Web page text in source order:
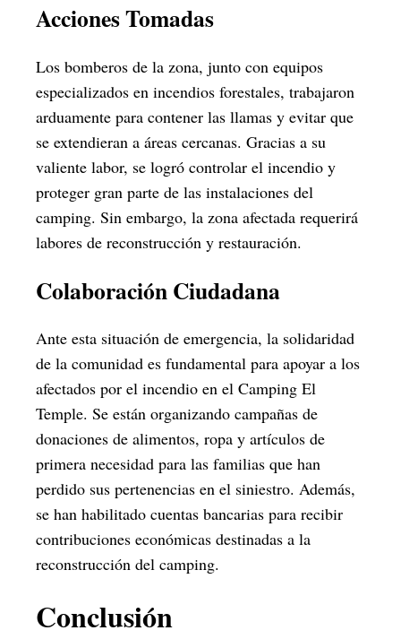
Acciones Tomadas
Los bomberos de la zona, junto con equipos
especializados en incendios forestales, trabajaron
arduamente para contener las llamas y evitar que
se extendieran a áreas cercanas. Gracias a su
valiente labor, se logró controlar el incendio y
proteger gran parte de las instalaciones del
camping. Sin embargo, la zona afectada requerirá
labores de reconstrucción y restauración.
Colaboración Ciudadana
Ante esta situación de emergencia, la solidaridad
de la comunidad es fundamental para apoyar a los
afectados por el incendio en el Camping El
Temple. Se están organizando campañas de
donaciones de alimentos, ropa y artículos de
primera necesidad para las familias que han
perdido sus pertenencias en el siniestro. Además,
se han habilitado cuentas bancarias para recibir
contribuciones económicas destinadas a la
reconstrucción del camping.
Conclusión